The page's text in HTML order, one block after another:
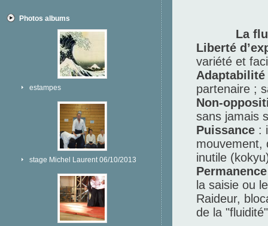
Photos albums
estampes
stage Michel Laurent 06/10/2013
La
Liberté
variété et
Adaptabilité
partenaire ;
Non-
sans jamais
Puissance :
mouvement,
inutile
la saisie ou
Raideur,
de la